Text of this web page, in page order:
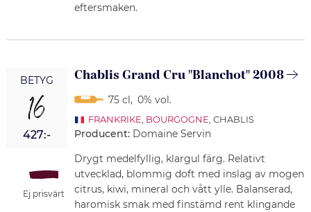
eftersmaken.
BETYG
16
427:-
Ej prisvärt
Chablis Grand Cru "Blanchot" 2008
75 cl , 0% vol.
FRANKRIKE, BOURGOGNE, CHABLIS
Producent: Domaine Servin
Drygt medelfyllig, klargul färg. Relativt
utvecklad, blommig doft med inslag av mogen
citrus, kiwi, mineral och vått ylle. Balanserad,
haromisk smak med finstämd rent klingande